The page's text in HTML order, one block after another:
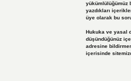
yükümlülüğümüz
yazdıkları
üye olarak bu
Hukuka ve yasal
düşündüğünüz
adresine
içerisinde